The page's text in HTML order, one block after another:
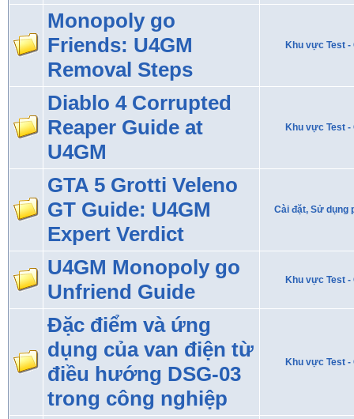
Monopoly go
Friends: U4GM
Removal Steps
Khu vực Test
Diablo 4 Corrupted
Reaper Guide at
U4GM
Khu vực Test
GTA 5 Grotti Veleno
GT Guide: U4GM
Expert Verdict
Cài đặt, Sử dụng
U4GM Monopoly go
Unfriend Guide
Khu vực Test
Đặc điểm và ứng
dụng của van điện từ
điều hướng DSG-03
trong công nghiệp
Khu vực Test